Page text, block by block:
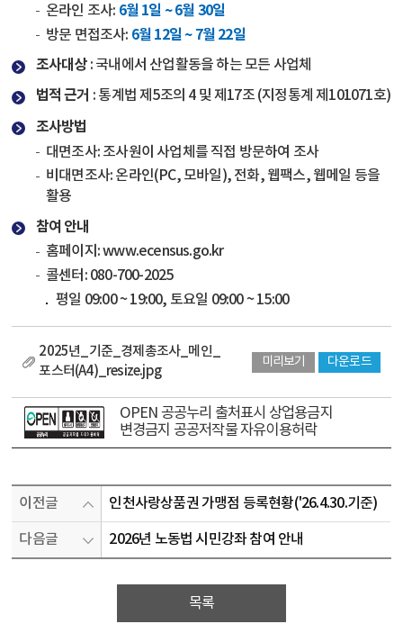
온라인 조사: 6월 1일 ~ 6월 30일
방문 면접조사: 6월 12일 ~ 7월 22일
조사대상: 국내에서 산업활동을 하는 모든 사업체
법적 근거 : 통계법 제5조의 4 및 제17조 (지정통계 제101071호)
조사방법
대면조사: 조사원이 사업체를 직접 방문하여 조사
비대면조사: 온라인(PC, 모바일), 전화, 웹팩스, 웹메일 등을
활용
참여 안내
홈페이지:www.ecensus.go.kr
콜센터: 080-700-2025
평일 09:00 ~ 19:00, 토요일 09:00 ~ 15:00
2025년_기준_경제총조사_메인_
포스터(A4)_resize.jpg
미리보기 다운로드
OPEN 공공누리 출처표시 상업용금지
변경금지 공공저작물 자유이용허락
이전글 인천사랑상품권 가맹점 등록현황('26.4.30.기준)
다음글 2026년 노동법 시민강좌 참여 안내
목록